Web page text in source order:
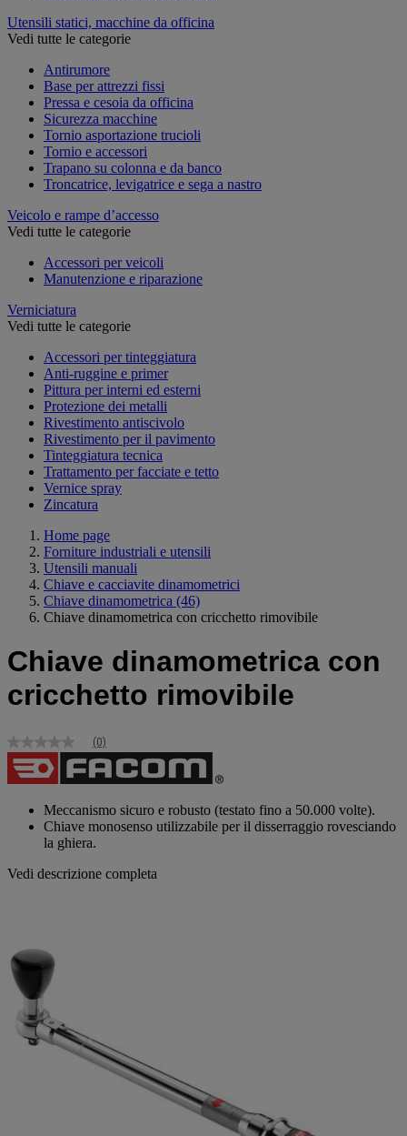
Utensili statici, macchine da officina
Vedi tutte le categorie
Antirumore
Base per attrezzi fissi
Pressa e cesoia da officina
Sicurezza macchine
Tornio asportazione trucioli
Tornio e accessori
Trapano su colonna e da banco
Troncatrice, levigatrice e sega a nastro
Veicolo e rampe d’accesso
Vedi tutte le categorie
Accessori per veicoli
Manutenzione e riparazione
Verniciatura
Vedi tutte le categorie
Accessori per tinteggiatura
Anti-ruggine e primer
Pittura per interni ed esterni
Protezione dei metalli
Rivestimento antiscivolo
Rivestimento per il pavimento
Tinteggiatura tecnica
Trattamento per facciate e tetto
Vernice spray
Zincatura
Home page
Forniture industriali e utensili
Utensili manuali
Chiave e cacciavite dinamometrici
Chiave dinamometrica (46)
Chiave dinamometrica con cricchetto rimovibile
Chiave dinamometrica con
cricchetto rimovibile
Nessuna
valutazione
Stesso
pagina.
(0)
Meccanismo sicuro e robusto (testato fino a 50.000 volte).
Chiave monosenso utilizzabile per il disserraggio rovesciando
la ghiera.
Vedi descrizione completa